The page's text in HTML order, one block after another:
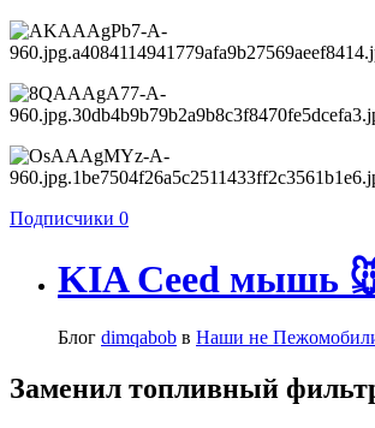
Подписчики 0
KIA Ceed мышь
Блог dimqabob в Наши не
Заменил топливный